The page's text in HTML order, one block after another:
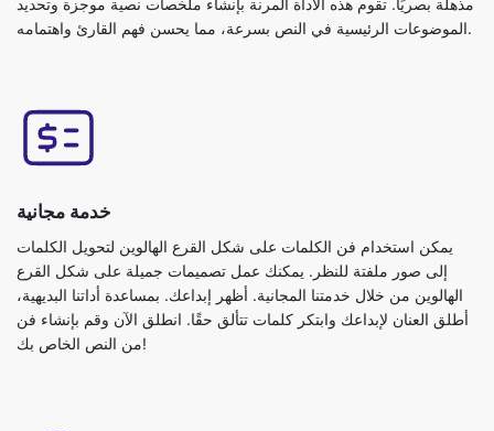
مذهلة بصريًا. تقوم هذه الأداة المرنة بإنشاء ملخصات نصية موجزة وتحديد
الموضوعات الرئيسية في النص بسرعة، مما يحسن فهم القارئ واهتمامه.
خدمة مجانية
يمكن استخدام فن الكلمات على شكل القرع الهالوين لتحويل الكلمات
إلى صور ملفتة للنظر. يمكنك عمل تصميمات جميلة على شكل القرع
الهالوين من خلال خدمتنا المجانية. أظهر إبداعك. بمساعدة أداتنا البديهية،
أطلق العنان لإبداعك وابتكر كلمات تتألق حقًا. انطلق الآن وقم بإنشاء فن
من النص الخاص بك!